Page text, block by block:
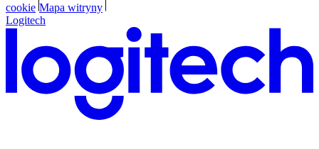
cookie Mapa witryny
Logitech